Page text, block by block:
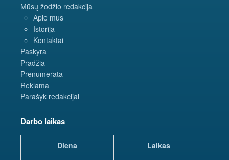
Mūsų žodžio redakcija
Apie mus
Istorija
Kontaktai
Paskyra
Pradžia
Prenumerata
Reklama
Parašyk redakcijai
Darbo laikas
Diena
Laikas